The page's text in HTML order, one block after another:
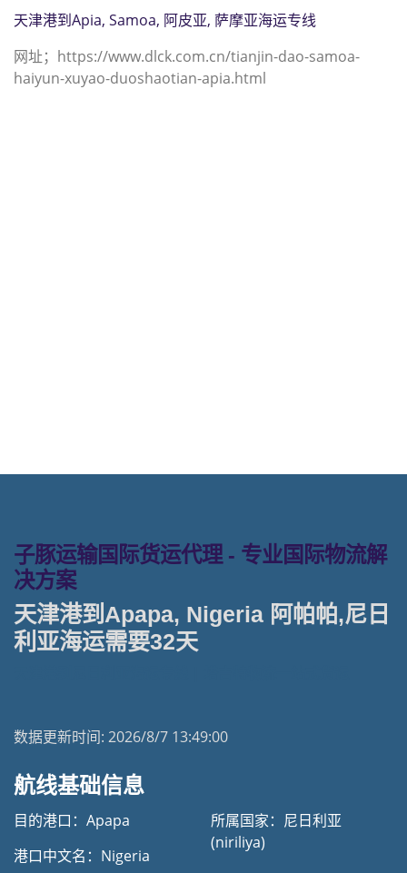
天津港到Apia, Samoa, 阿皮亚, 萨摩亚海运专线
网址；https://www.dlck.com.cn/tianjin-dao-samoa-
haiyun-xuyao-duoshaotian-apia.html
子豚运输国际货运代理 - 专业国际物流解
决方案
天津港到Apapa, Nigeria 阿帕帕,尼日
利亚海运需要32天
数据更新时间: 2026/8/7 13:49:00
航线基础信息
目的港口：Apapa
港口中文名：Nigeria
所属国家：尼日利亚
(niriliya)